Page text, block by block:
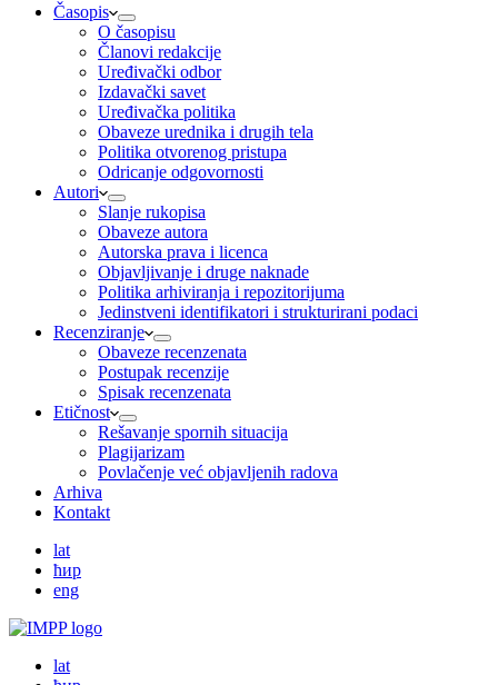
Časopis
O časopisu
Članovi redakcije
Uređivački odbor
Izdavački savet
Uređivačka politika
Obaveze urednika i drugih tela
Politika otvorenog pristupa
Odricanje odgovornosti
Autori
Slanje rukopisa
Obaveze autora
Autorska prava i licenca
Objavljivanje i druge naknade
Politika arhiviranja i repozitorijuma
Jedinstveni identifikatori i strukturirani podaci
Recenziranje
Obaveze recenzenata
Postupak recenzije
Spisak recenzenata
Etičnost
Rešavanje spornih situacija
Plagijarizam
Povlačenje već objavljenih radova
Arhiva
Kontakt
lat
ћир
eng
lat